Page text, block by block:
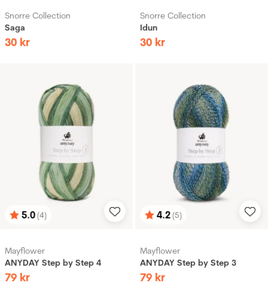
Snorre Collection
Saga
30 kr
Snorre Collection
Idun
30 kr
Betyg:
5.0(4)
utav 5 stjärnor
Mayflower
ANYDAY Step by Step 4
79 kr
Betyg:
4.2(5)
utav 5 stjärnor
Mayflower
ANYDAY Step by Step 3
79 kr